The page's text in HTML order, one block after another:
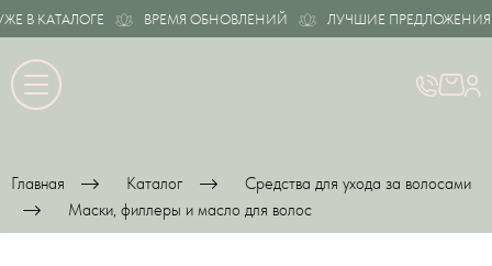
КАТАЛОГЕ ВРЕМЯ ОБНОВЛЕНИЙ ЛУЧШИЕ ПРЕДЛОЖЕНИЯ
Главная Каталог
Средства для ухода за волосами
Маски, филлеры и масло для волос